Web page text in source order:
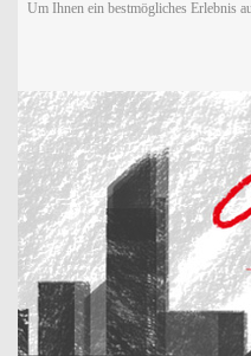
Um Ihnen ein bestmögliches Erlebnis